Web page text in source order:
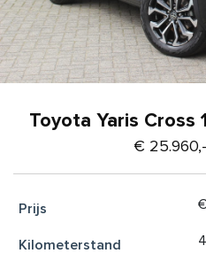
Toyota Yaris Cross
€